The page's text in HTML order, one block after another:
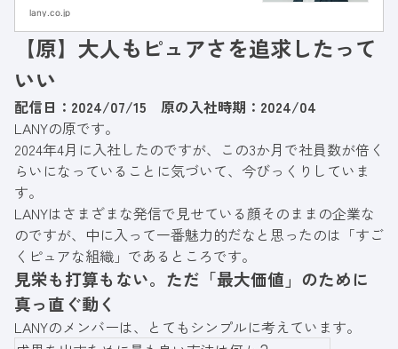
ィング業務の戦略設計から実行までを一貫して
制の構築に加え、CRMなどのチャネルを活用
したユーザー接点の強化にも取り組む。現在は
SEOコンサルタントとして、事業会社で培った
いる。
lany.co.jp
【原】大人もピュアさを追求したって
いい
配信日：2024/07/15 原の入社時期：2024/04
LANYの原です。
2024年4月に入社したのですが、この3か月で社員数が倍く
らいになっていることに気づいて、今びっくりしていま
す。
LANYはさまざまな発信で見せている顔そのままの企業な
のですが、中に入って一番魅力的だなと思ったのは「すご
くピュアな組織」であるところです。
見栄も打算もない。ただ「最大価値」のために
真っ直ぐ動く
LANYのメンバーは、とてもシンプルに考えています。